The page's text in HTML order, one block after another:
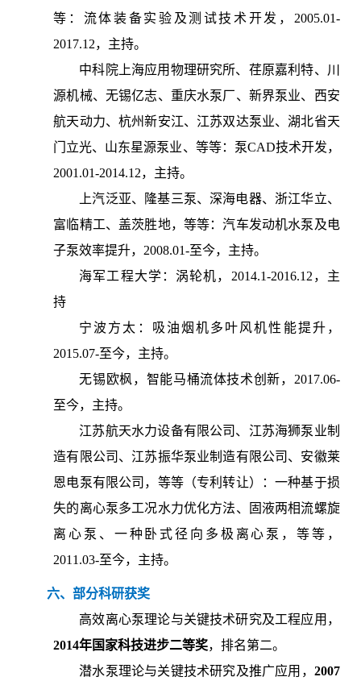
等：流体装备实验及测试技术开发，2005.01-
2017.12，主持。
中科院上海应用物理研究所、荏原嘉利特、川
源机械、无锡亿志、重庆水泵厂、新界泵业、西安
航天动力、杭州新安江、江苏双达泵业、湖北省天
门立光、山东星源泵业、等等：泵CAD技术开发，
2001.01-2014.12，主持。
上汽泛亚、隆基三泵、深海电器、浙江华立、
富临精工、盖茨胜地，等等：汽车发动机水泵及电
子泵效率提升，2008.01-至今，主持。
海军工程大学：涡轮机，2014.1-2016.12，主
持
宁波方太：吸油烟机多叶风机性能提升，
2015.07-至今，主持。
无锡欧枫，智能马桶流体技术创新，2017.06-
至今，主持。
江苏航天水力设备有限公司、江苏海狮泵业制
造有限公司、江苏振华泵业制造有限公司、安徽莱
恩电泵有限公司，等等（专利转让）：一种基于损
失的离心泵多工况水力优化方法、固液两相流螺旋
离心泵、一种卧式径向多极离心泵，等等，
2011.03-至今，主持。
六、部分科研获奖
高效离心泵理论与关键技术研究及工程应用，
2014年国家科技进步二等奖，排名第二。
潜水泵理论与关键技术研究及推广应用， 2007